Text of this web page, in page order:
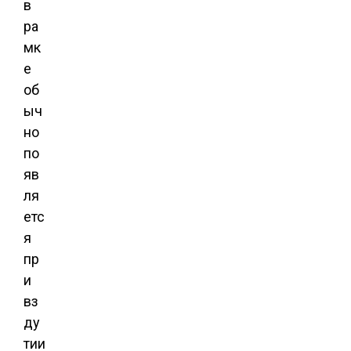
в
ра
мк
е
об
ыч
но
по
яв
ля
етс
я
пр
и
вз
ду
тии